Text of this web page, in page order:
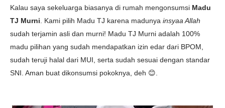
Kalau saya sekeluarga biasanya di rumah mengonsumsi Madu
TJ Murni . Kami pilih Madu TJ karena madunya insyaa Allah
sudah terjamin asli dan murni! Madu TJ Murni adalah 100%
madu pilihan yang sudah mendapatkan izin edar dari BPOM,
sudah teruji halal dari MUI, serta sudah sesuai dengan standar
SNI. Aman buat dikonsumsi pokoknya, deh 😊.